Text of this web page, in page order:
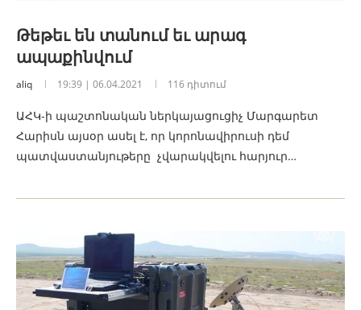
Թեթեւ են տանում եւ արագ
ապաքինվում
aliq 19:39 | 06.04.2021 116 դիտում
ԱՀԿ-ի պաշտոնական ներկայացուցիչ Մարգարետ
Հարիսն այսօր ասել է, որ կորոնավիրուսի դեմ
պատվաստանյութերը չվարակվելու հարյուր…